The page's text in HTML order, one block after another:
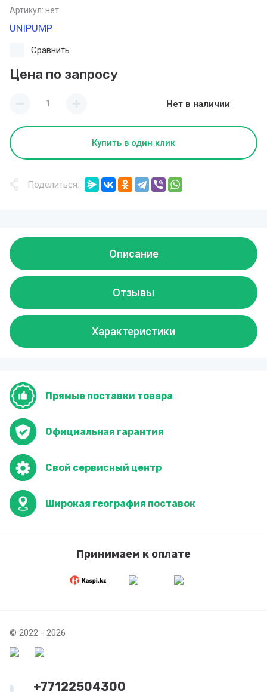
Артикул: нет
UNIPUMP
Цена по запросу
Сравнить
Нет в наличии
Купить в один клик
Поделиться:
Описание
Отзывы
Характеристики
Прямые поставки товара
Официальная гарантия
Свой сервисный центр
Широкая география поставок
Принимаем к оплате
© 2022 - 2026
+77122504300